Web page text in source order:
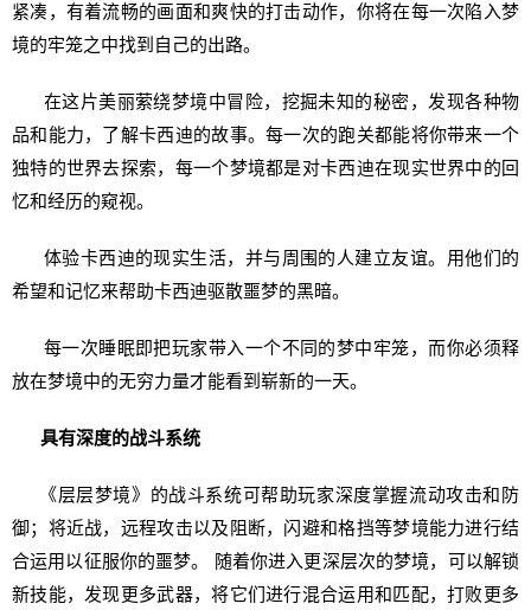
紧凑，有着流畅的画面和爽快的打击动作，你将在每一次陷入梦
境的牢笼之中找到自己的出路。
在这片美丽萦绕梦境中冒险，挖掘未知的秘密，发现各种物
品和能力，了解卡西迪的故事。每一次的跑关都能将你带来一个
独特的世界去探索，每一个梦境都是对卡西迪在现实世界中的回
忆和经历的窥视。
体验卡西迪的现实生活，并与周围的人建立友谊。用他们的
希望和记忆来帮助卡西迪驱散噩梦的黑暗。
每一次睡眠即把玩家带入一个不同的梦中牢笼，而你必须释
放在梦境中的无穷力量才能看到崭新的一天。
具有深度的战斗系统
《层层梦境》的战斗系统可帮助玩家深度掌握流动攻击和防
御；将近战，远程攻击以及阻断，闪避和格挡等梦境能力进行结
合运用以征服你的噩梦。 随着你进入更深层次的梦境，可以解锁
新技能，发现更多武器，将它们进行混合运用和匹配，打败更多